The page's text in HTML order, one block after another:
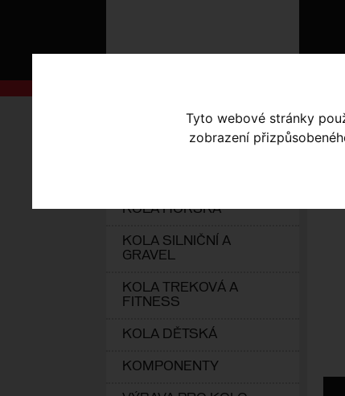
Tyto webové stránky
zobrazení
KOLA S-WORKS
KOLA HORSKÁ
KOLA SILNIČNÍ A
GRAVEL
KOLA TREKOVÁ A
FITNESS
KOLA DĚTSKÁ
KOMPONENTY